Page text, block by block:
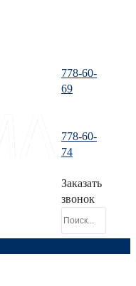
778-60-
69
778-60-
74
Заказать
звонок